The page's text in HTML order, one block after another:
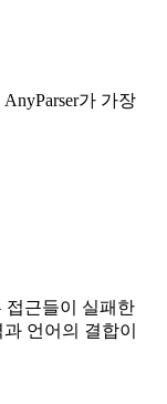
가 가장
접근들이 실패한
언어의 결합이